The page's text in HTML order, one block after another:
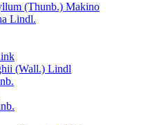
(Thunb.) Makino
Lindl.
(Wall.) Lindl